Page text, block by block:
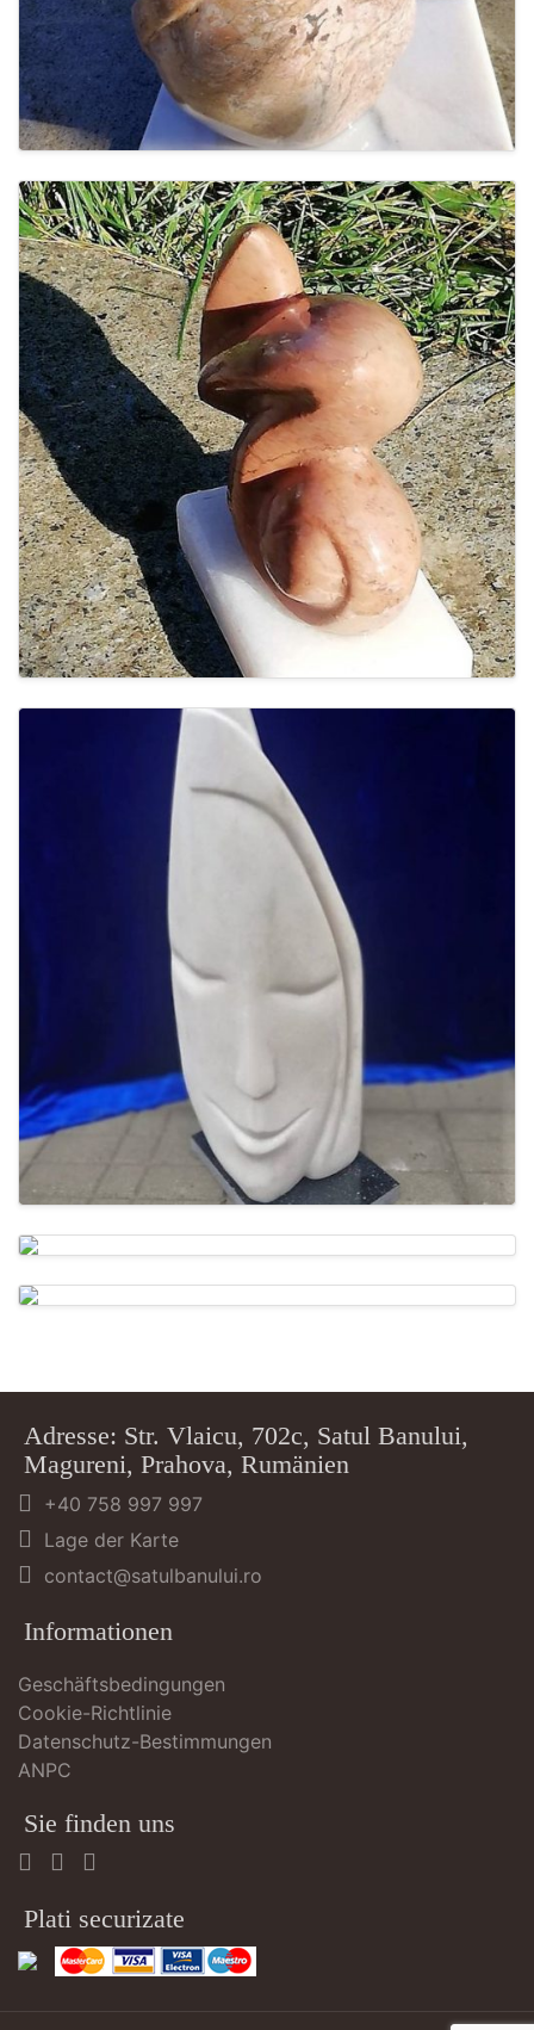
Adresse: Str. Vlaicu, 702c, Satul Banului,
Magureni, Prahova, Rumänien
+40 758 997 997
Lage der Karte
contact@satulbanului.ro
Informationen
Geschäftsbedingungen
Cookie-Richtlinie
Datenschutz-Bestimmungen
ANPC
Sie finden uns
Plati securizate